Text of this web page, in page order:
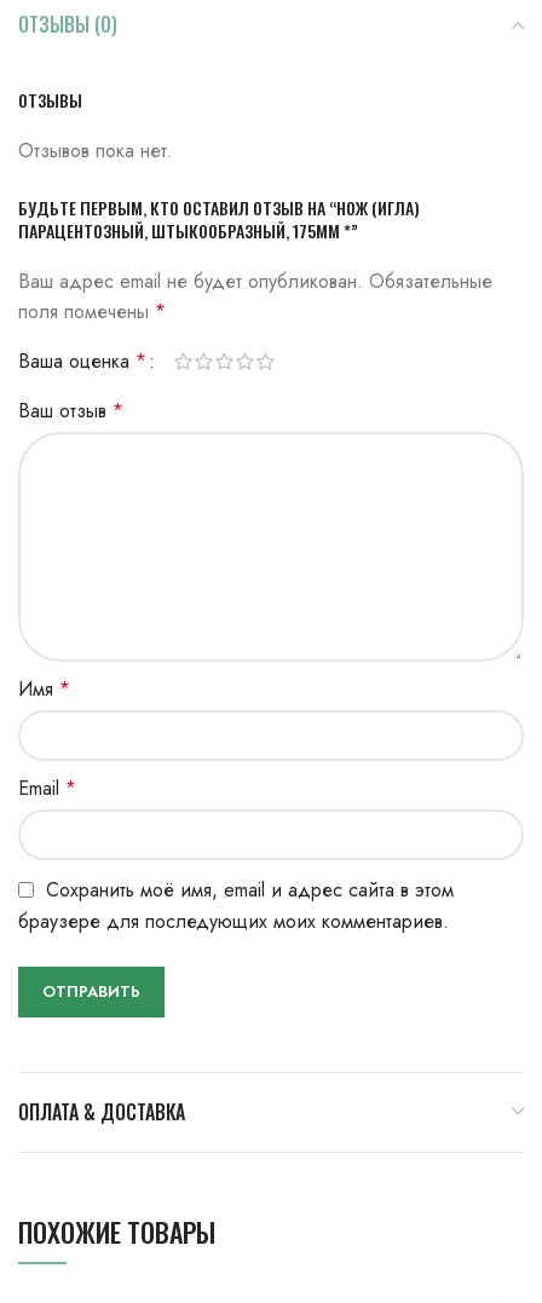
ОТЗЫВЫ (0)
ОТЗЫВЫ
Отзывов пока нет.
БУДЬТЕ ПЕРВЫМ, КТО ОСТАВИЛ ОТЗЫВ НА “НОЖ (ИГЛА)
ПАРАЦЕНТОЗНЫЙ, ШТЫКООБРАЗНЫЙ, 175ММ *”
Ваш адрес email не будет опубликован. Обязательные
поля помечены *
Ваша оценка *
Ваш отзыв *
Имя *
Email *
Сохранить моё имя, email и адрес сайта в этом
браузере для последующих моих комментариев.
ОПЛАТА & ДОСТАВКА
ПОХОЖИЕ ТОВАРЫ